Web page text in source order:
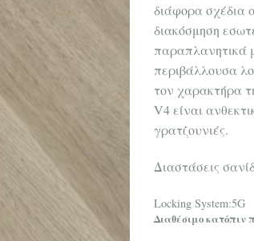
διάφορα σχέδια
διακόσμηση
παραπλανητικά
περιβάλλουσα
τον χαρακτήρα
V4 είναι
γρατζουνιές.
Διαστάσεις
Locking System:5G
Διαθέσιμο κατόπιν